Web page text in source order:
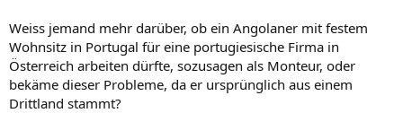
Weiss jemand mehr darüber, ob ein Angolaner mit festem
Wohnsitz in Portugal für eine portugiesische Firma in
Österreich arbeiten dürfte, sozusagen als Monteur, oder
bekäme dieser Probleme, da er ursprünglich aus einem
Drittland stammt?